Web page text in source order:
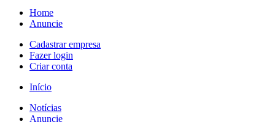
Home
Anuncie
Cadastrar empresa
Fazer login
Criar conta
Início
Notícias
Anuncie